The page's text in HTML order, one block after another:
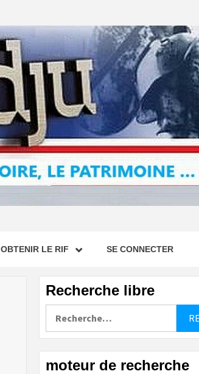
OBTENIR LE RIF SE CONNECTER
Recherche libre
moteur de recherche